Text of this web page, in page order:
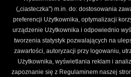
Regulamin Klubu
Regulamin Karty
ŚLEDŹ
Facebook YouTube
(„ciasteczka") m.in. do: dostosowania
preferencji Użytkownika, optymalizacji
urządzenie Użytkownika i odpowiednio
tworzenia statystyk pozwalających na
zawartości, autoryzacji przy logowaniu,
Użytkownika, wyświetlania reklam i
zapoznanie się z Regulaminem naszej